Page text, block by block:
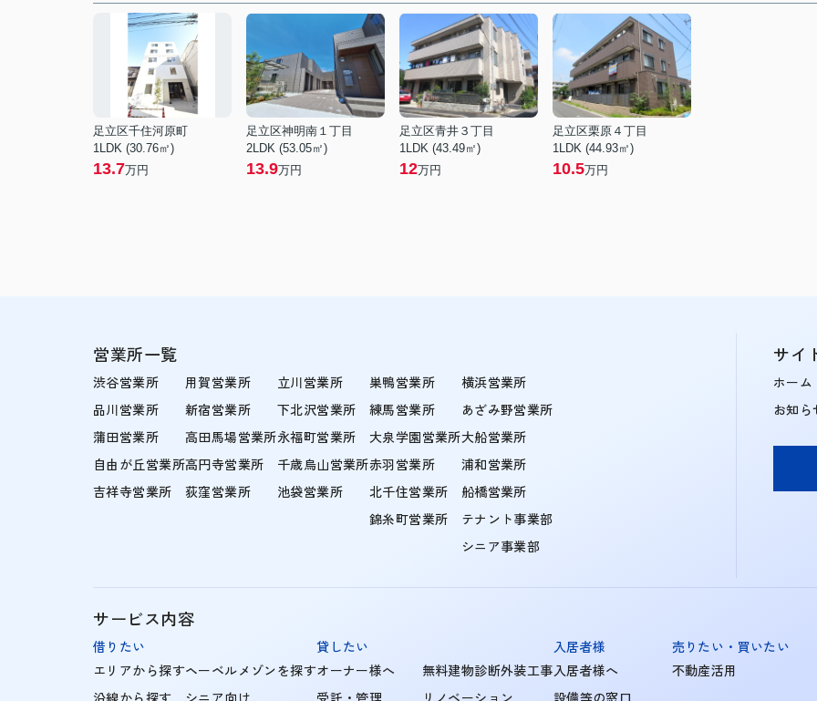
足立区千住河原町
1LDK (30.76㎡)
13.7万円
足立区神明南１丁目
2LDK (53.05㎡)
13.9万円
足立区青井３丁目
1LDK (43.49㎡)
12万円
足立区栗原４丁目
1LDK (44.93㎡)
10.5万円
営業所一覧
渋谷営業所
品川営業所
蒲田営業所
自由が丘営業所
吉祥寺営業所
用賀営業所
新宿営業所
高田馬場営業所
高円寺営業所
荻窪営業所
立川営業所
下北沢営業所
永福町営業所
千歳烏山営業所
池袋営業所
巣鴨営業所
練馬営業所
大泉学園営業所
赤羽営業所
北千住営業所
錦糸町営業所
横浜営業所
あざみ野営業所
大船営業所
浦和営業所
船橋営業所
テナント事業部
シニア事業部
サイ
ホーム
お知ら
サービス内容
借りたい
エリアから探す
沿線から探す
ヘーベルメゾンを探す
シニア向け
貸したい
オーナー様へ
受託・管理
無料建物診断外装工事
リノベーション
入居者様
入居者様へ
設備等の窓口
売りたい・買いたい
不動産活用